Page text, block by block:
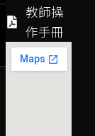
教師操
作手冊